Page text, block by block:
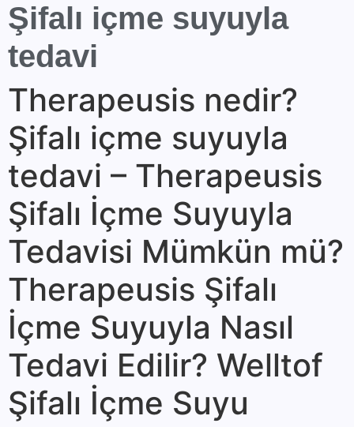
Şifalı içme suyuyla
tedavi
Therapeusis nedir?
Şifalı içme suyuyla
tedavi – Therapeusis
Şifalı İçme Suyuyla
Tedavisi Mümkün mü?
Therapeusis Şifalı
İçme Suyuyla Nasıl
Tedavi Edilir? Welltof
Şifalı İçme Suyu